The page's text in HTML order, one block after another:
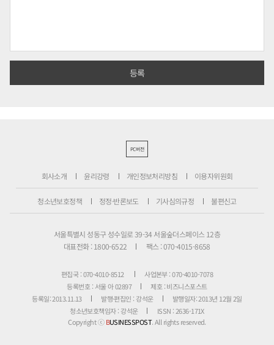
PC버전
회사소개 윤리강령 개인정보처리방침 이용자위원회
청소년보호정책 정정·반론보도 기사심의규정 불편신고
서울특별시 성동구 성수일로 39-34 서울숲더스페이스 12층
대표전화 : 1800-6522
팩스 : 070-4015-8658
편집국 : 070-4010-8512
사업본부 : 070-4010-7078
등록번호 : 서울 아 02897
제호 : 비즈니스포스트
등록일: 2013.11.13
발행·편집인 : 강석운
발행일자: 2013년 12월 2일
청소년보호책임자 : 강석운
ISSN : 2636-171X
Copyright ⓒBUSINESSPOST. All rights reserved.